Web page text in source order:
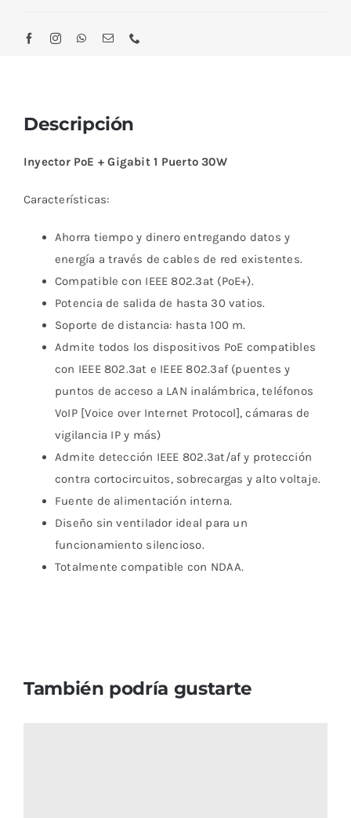
Descripción
Inyector PoE + Gigabit 1 Puerto 30W
Características:
Ahorra tiempo y dinero entregando datos y
energía a través de cables de red existentes.
Compatible con IEEE 802.3at (PoE+).
Potencia de salida de hasta 30 vatios.
Soporte de distancia: hasta 100 m.
Admite todos los dispositivos PoE compatibles
con IEEE 802.3at e IEEE 802.3af (puentes y
puntos de acceso a LAN inalámbrica, teléfonos
VoIP [Voice over Internet Protocol], cámaras de
vigilancia IP y más)
Admite detección IEEE 802.3at/af y protección
contra cortocircuitos, sobrecargas y alto voltaje.
Fuente de alimentación interna.
Diseño sin ventilador ideal para un
funcionamiento silencioso.
Totalmente compatible con NDAA.
También podría gustarte